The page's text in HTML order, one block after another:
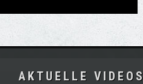
AKTUELLE VIDEOS